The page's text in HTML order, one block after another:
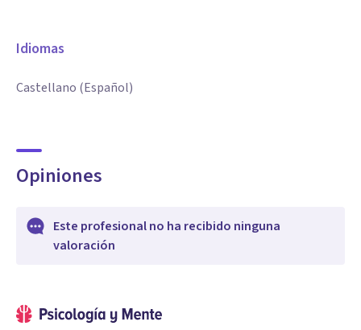
Idiomas
Castellano (Español)
Opiniones
Este profesional no ha recibido ninguna
valoración